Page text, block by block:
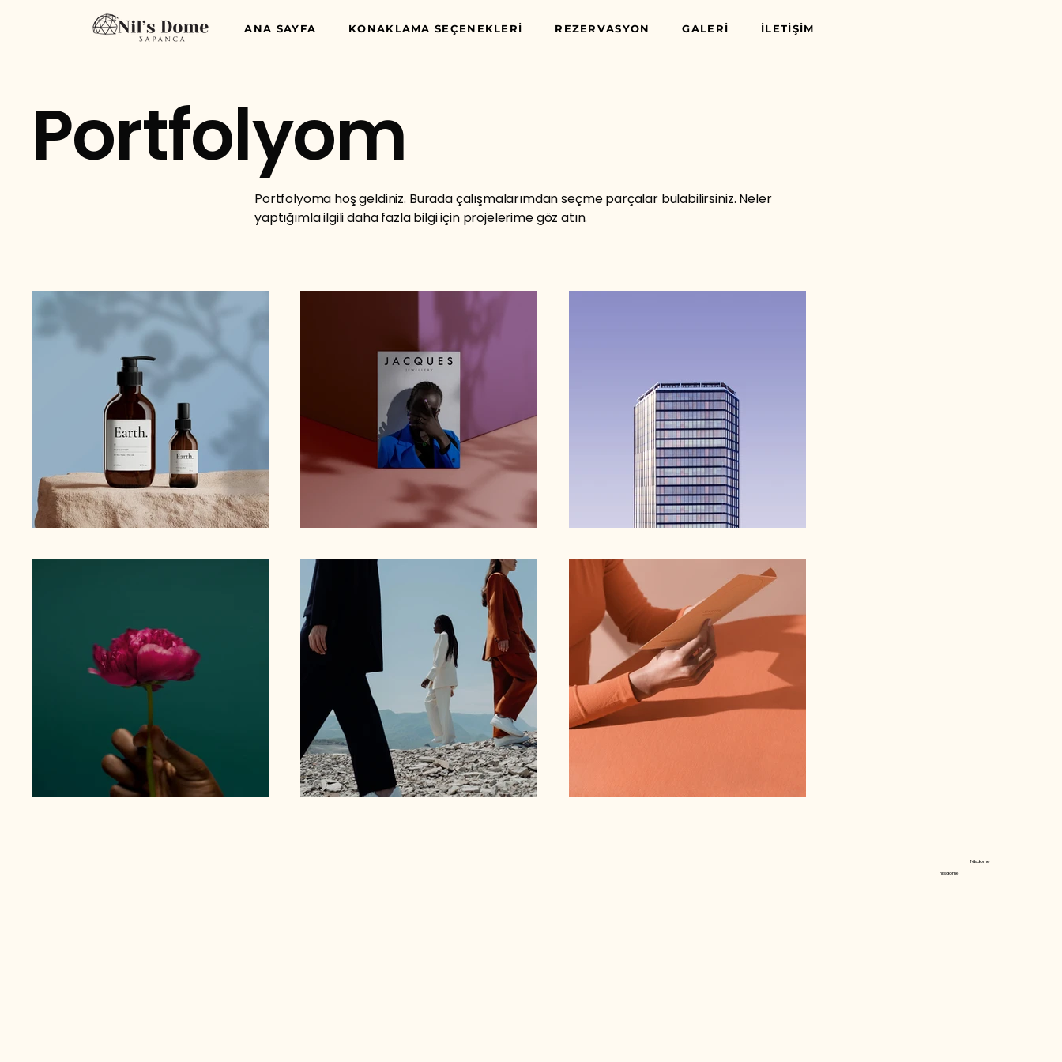
ANA SAYFA KONAKLAMA SEÇENEKLERİ REZERVASYON GALERİ İLETİŞİM
Portfolyom
Portfolyoma hoş geldiniz. Burada çalışmalarımdan seçme parçalar bulabilirsiniz. Neler
yaptığımla ilgili daha fazla bilgi için projelerime göz atın.
Nilsdome
nilsdome